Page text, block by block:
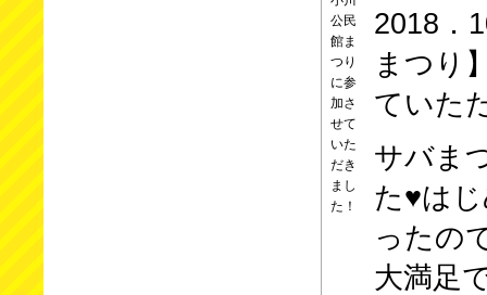
2018．
まつり
ていた
サバま
た♥は
ったの
大満足